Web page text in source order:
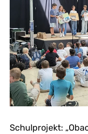
Schulprojekt: